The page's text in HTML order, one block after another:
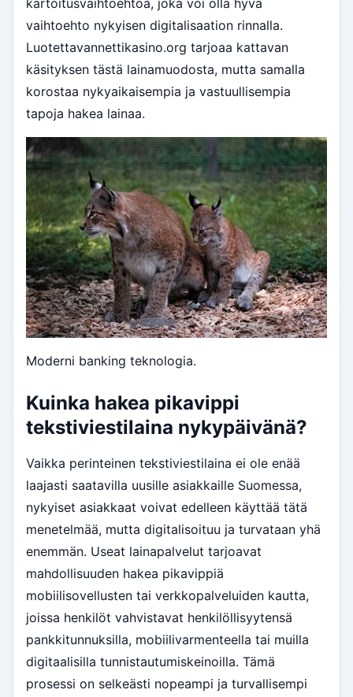
kartoitusvaihtoehtoa, joka voi olla hyvä
vaihtoehto nykyisen digitalisaation rinnalla.
Luotettavannettikasino.org tarjoaa kattavan
käsityksen tästä lainamuodosta, mutta samalla
korostaa nykyaikaisempia ja vastuullisempia
tapoja hakea lainaa.
Moderni banking teknologia.
Kuinka hakea pikavippi
tekstiviestilaina nykypäivänä?
Vaikka perinteinen tekstiviestilaina ei ole enää
laajasti saatavilla uusille asiakkaille Suomessa,
nykyiset asiakkaat voivat edelleen käyttää tätä
menetelmää, mutta digitalisoituu ja turvataan yhä
enemmän. Useat lainapalvelut tarjoavat
mahdollisuuden hakea pikavippiä
mobiilisovellusten tai verkkopalveluiden kautta,
joissa henkilöt vahvistavat henkilöllisyytensä
pankkitunnuksilla, mobiilivarmenteella tai muilla
digitaalisilla tunnistautumiskeinoilla. Tämä
prosessi on selkeästi nopeampi ja turvallisempi